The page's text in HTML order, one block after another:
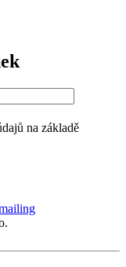
na základě